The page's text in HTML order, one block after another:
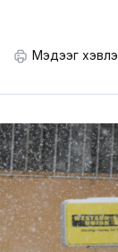
Мэдээг